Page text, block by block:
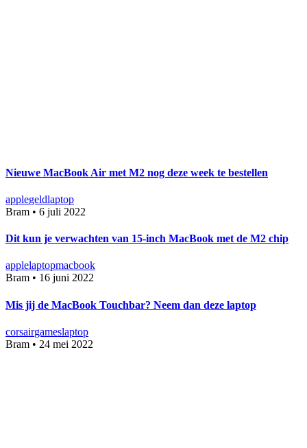
Nieuwe MacBook Air met M2 nog deze week te bestellen
applegeldlaptop
Bram • 6 juli 2022
Dit kun je verwachten van 15-inch MacBook met de M2 chip
applelaptopmacbook
Bram • 16 juni 2022
Mis jij de MacBook Touchbar? Neem dan deze laptop
corsairgameslaptop
Bram • 24 mei 2022